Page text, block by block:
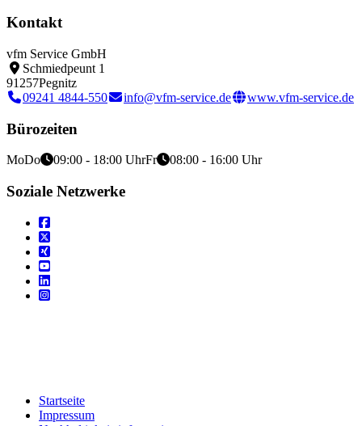
Kontakt
vfm Service GmbH
Schmiedpeunt 1
91257Pegnitz
09241 4844-550
info@vfm-service.de www.vfm-service.de
Bürozeiten
MoDo 09:00 - 18:00 UhrFr 08:00 - 16:00 Uhr
Soziale Netzwerke
Startseite
Impressum